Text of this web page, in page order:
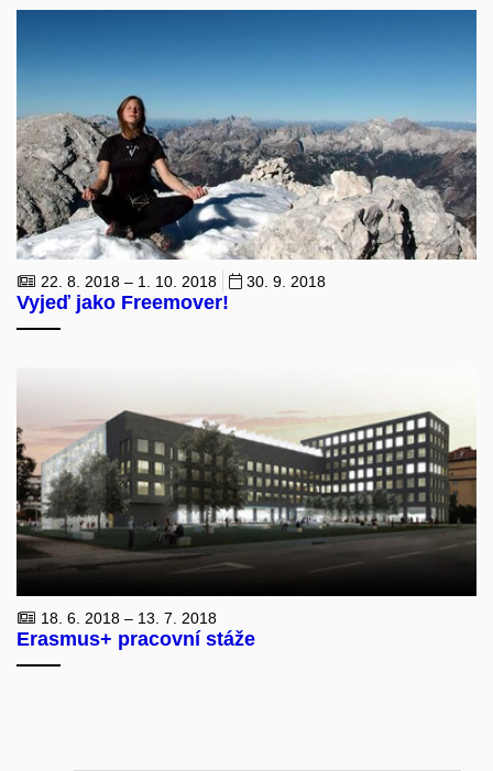
22. 8. 2018 – 1. 10. 2018 30. 9. 2018
Vyjeď jako Freemover!
18. 6. 2018 – 13. 7. 2018
Erasmus+ pracovní stáže